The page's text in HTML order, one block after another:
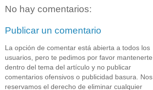
No hay comentarios:
Publicar un comentario
La opción de comentar está abierta a todos los
usuarios, pero te pedimos por favor mantenerte
dentro del tema del artículo y no publicar
comentarios ofensivos o publicidad basura. Nos
reservamos el derecho de eliminar cualquier